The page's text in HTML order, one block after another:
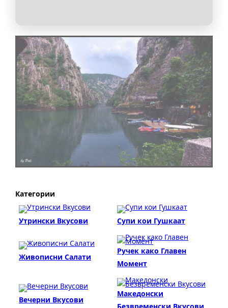
Категории
Утрински Вкусови Супи кои Гушкаат
Живописни Салати
Ручек како Главен
Момент
Вечерни Вкусови
Македонски